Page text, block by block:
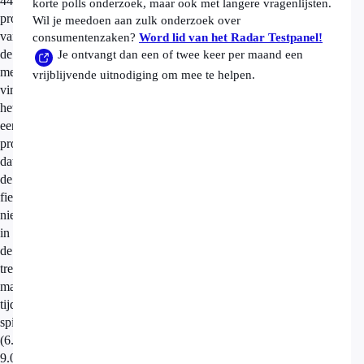
procent
van
de
mensen
vindt
het
een
probleem
dat
de
fiets
niet
in
de
trein
mag
tijdens
spitsuren
(6.30-
9.00
korte polls onderzoek, maar ook met langere vragenlijsten.
Wil je meedoen aan zulk onderzoek over
consumentenzaken? Word lid van het Radar Testpanel!
Je ontvangt dan een of twee keer per maand een
vrijblijvende uitnodiging om mee te helpen.